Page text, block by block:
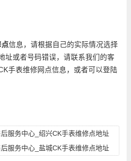
信息，请根据自己的实际情况选择
址或者号码错误，请联系我们的客
手表维修网点信息，或者可以登陆
服务中心_绍兴CK手表维修点地址
服务中心_盐城CK手表维修点地址